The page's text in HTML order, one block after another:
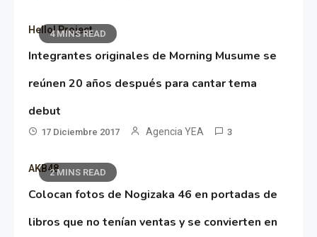
4 MINS READ
Hello! Project
Integrantes originales de Morning Musume se
reúnen 20 años después para cantar tema
debut
17 Diciembre 2017 Agencia YEA 3
2 MINS READ
AKB48
Colocan fotos de Nogizaka 46 en portadas de
libros que no tenían ventas y se convierten en